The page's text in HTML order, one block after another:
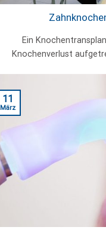
Ein
Knochenverlust
11
März